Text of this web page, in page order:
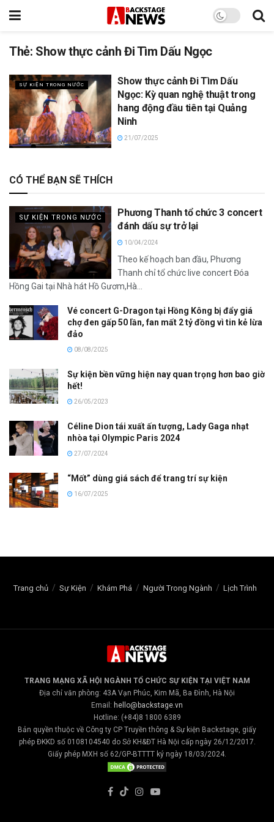
Thẻ: Show thực cảnh Đi Tìm Dấu Ngọc
SỰ KIỆN TRONG NƯỚC
Show thực cảnh Đi Tìm Dấu
Ngọc: Kỳ quan nghệ thuật trong
hang động đầu tiên tại Quảng
Ninh
21/07/2025
CÓ THỂ BẠN SẼ THÍCH
SỰ KIỆN TRONG NƯỚC
Phương Thanh tổ chức 3 concert
đánh dấu sự trở lại
10/04/2024
Theo kế hoạch ban đầu, Phương
Thanh chỉ tổ chức live concert Đóa
Hồng Gai tại Nhà hát Hồ Gươm,Hà...
Vé concert G-Dragon tại Hồng Kông bị đẩy giá
chợ đen gấp 50 lần, fan mất 2 tỷ đồng vì tin kẻ lừa
đảo
08/08/2025
Sự kiện bền vững hiện nay quan trọng hơn bao giờ
hết!
26/05/2023
Céline Dion tái xuất ấn tượng, Lady Gaga nhạt
nhòa tại Olympic Paris 2024
27/07/2024
“Mốt” dùng giá sách để trang trí sự kiện
16/07/2025
Trang chủ Sự Kiện Khám Phá Người Trong Ngành Lịch Trình
TRANG MẠNG XÃ HỘI NGÀNH TỔ CHỨC SỰ KIỆN TẠI VIỆT NAM
Địa chỉ văn phòng: 43A Vạn Phúc, Kim Mã, Ba Đình, Hà Nội
Email: hello@backstage.vn
Hotline: (+84)8 1800 6389
Bản quyền thuộc về Công ty CP Truyền thông & Sự kiện Backstage, giấy
phép ĐKKD số 0108104540 do Sở KH&ĐT Hà Nội cấp ngày 26/12/2017.
Giấy phép MXH số 62/GP-BTTTT ký ngày 18/03/2024.